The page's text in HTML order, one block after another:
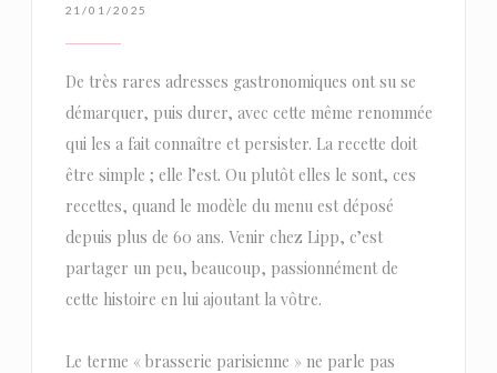
21/01/2025
De très rares adresses gastronomiques ont su se
démarquer, puis durer, avec cette même renommée
qui les a fait connaître et persister. La recette doit
être simple ; elle l’est. Ou plutôt elles le sont, ces
recettes, quand le modèle du menu est déposé
depuis plus de 60 ans. Venir chez Lipp, c’est
partager un peu, beaucoup, passionnément de
cette histoire en lui ajoutant la vôtre.
Le terme « brasserie parisienne » ne parle pas